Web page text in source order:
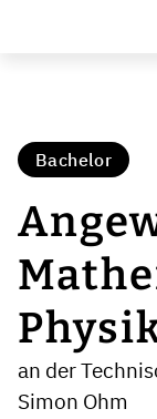
Bachelor
an der
Simon Ohm